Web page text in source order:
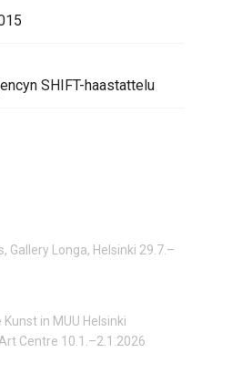
SHIFT-haastattelu
Gallery Longa, Helsinki 29.7.–
in MUU Helsinki
Centre 10.1.–2.1.2026